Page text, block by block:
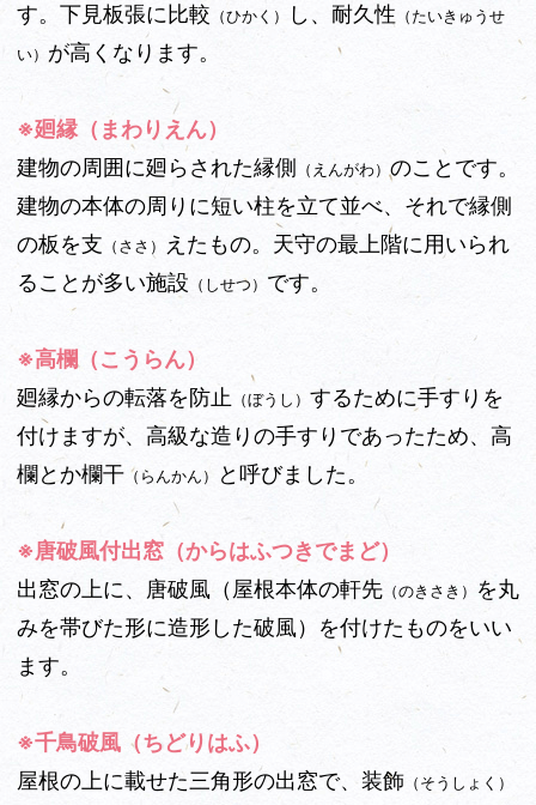
す。下見板張に比較 （ひかく） し、耐久性 （たいきゅうせ
い） が高くなります。
※廻縁（まわりえん）
建物の周囲に廻らされた縁側 （えんがわ）のことです。
建物の本体の周りに短い柱を立て並べ、それで縁側
の板を支 （ささ）
えたもの。天守の最上階に用いられ
ることが多い施設 （しせつ） です。
※高欄（こうらん）
廻縁からの転落を防止 （ぼうし） するために手すりを
付けますが、高級な造りの手すりであったため、高
欄とか欄干 （らんかん） と呼びました。
※唐破風付出窓（からはふつきでまど）
出窓の上に、唐破風（屋根本体の軒先 （のきさき）
を丸
みを帯びた形に造形した破風）を付けたものをいい
ます。
※千鳥破風（ちどりはふ）
屋根の上に載せた三角形の出窓で、装飾 （そうしょく）